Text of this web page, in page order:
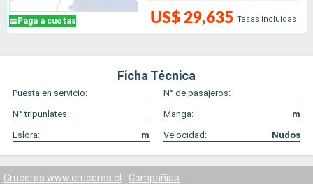
Paga a cuotas US$ 29,635 Tasas incluidas
Ficha Técnica
Puesta en servicio:
N° de pasajeros:
N° tripunlates:
Manga:
m
Eslora:
m Velocidad: Nudos
Cruceros www.cruceros.cl
Compañías